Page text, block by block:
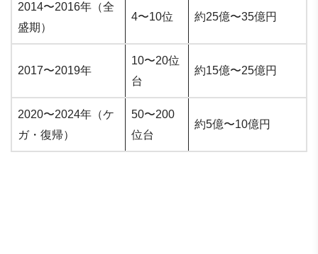
2014〜2016年（全
盛期）
4〜10位 約25億〜35億円
2017〜2019年
10〜20位
台
約15億〜25億円
2020〜2024年（ケ
ガ・復帰）
50〜200
位台
約5億〜10億円